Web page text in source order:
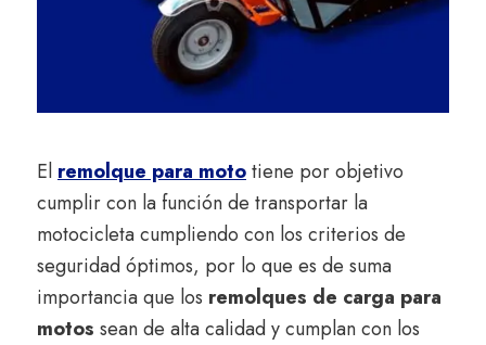
Elremolque para mototiene por objetivo
cumplir con la función de transportar la
motocicleta cumpliendo con los criterios de
seguridad óptimos, por lo que es de suma
importancia que los remolques de carga para
motos sean de alta calidad y cumplan con los